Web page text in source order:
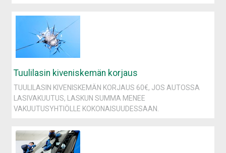
Tuulilasin kiveniskemän korjaus
TUULILASIN KIVENISKEMÄN KORJAUS 60€, JOS AUTOSSA
LASIVAKUUTUS, LASKUN SUMMA MENEE
VAKUUTUSYHTIÖLLE KOKONAISUUDESSAAN.